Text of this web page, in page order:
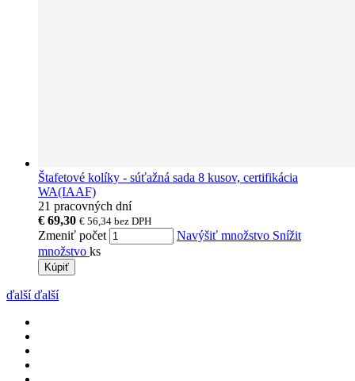
Štafetové kolíky - súťažná sada 8 kusov, certifikácia
WA(IAAF)
21 pracovných dní
€ 69,30 € 56,34 bez DPH
Zmeniť počet Navýšiť množstvo Snížit
množstvo ks
Kúpiť
ďalší ďalší